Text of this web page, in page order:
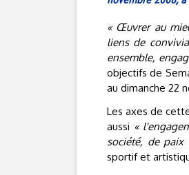
« Œuvrer au
liens de
ensemble,
objectifs de
au dimanche 22
Les axes de
aussi «
société, de paix
sportif et